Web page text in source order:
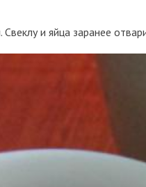
и яйца заранее